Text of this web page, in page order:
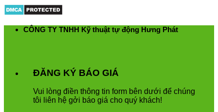
content
CÔNG TY TNHH Kỹ thuật tự động Hưng Phát
ĐĂNG KÝ BÁO GIÁ
Vui òng điền thông tin form bên dưới để chúng
tôi liên hệ gởi báo giá cho quý khách!